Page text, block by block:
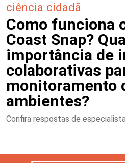
ciência cidadã
Como funciona
Coast Snap?
importância de
colaborativas
monitoramento
ambientes?
Confira respostas de